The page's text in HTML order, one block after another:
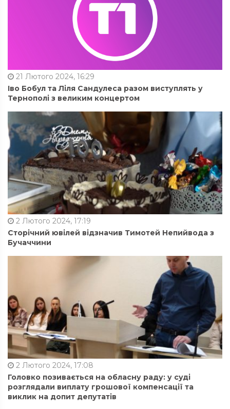
21 Лютого 2024, 16:29
Іво Бобул та Ліля Сандулеса разом виступлять у
Тернополі з великим концертом
2 Лютого 2024, 17:19
Сторічний ювілей відзначив Тимотей Непийвода з
Бучаччини
2 Лютого 2024, 17:08
Головко позивається на обласну раду: у суді
розглядали виплату грошової компенсації та
виклик на допит депутатів